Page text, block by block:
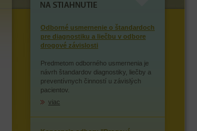
NA STIAHNUTIE
Odborné usmernenie o štandardoch
pre diagnostiku a liečbu v odbore
drogové závislosti
Predmetom odborného usmernenia je
návrh štandardov diagnostiky, liečby a
preventívnych činností u závislých
pacientov.
viac